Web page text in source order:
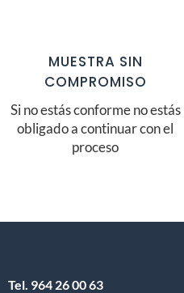
MUESTRA SIN
COMPROMISO
Si no estás conforme no estás
obligado a continuar con el
proceso
Tel. 964 26 00 63